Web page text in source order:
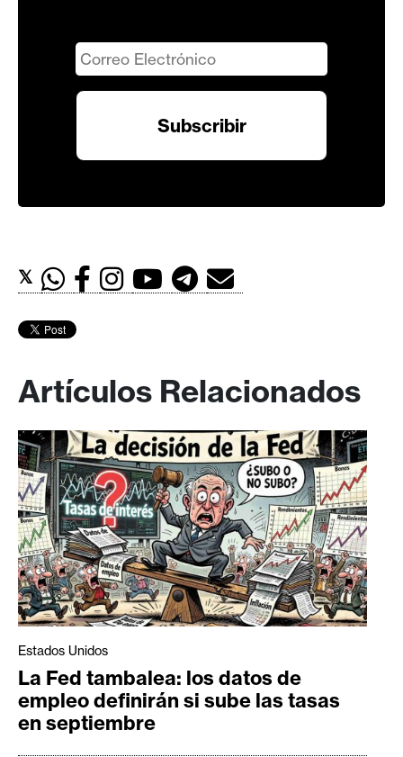
𝕏
Artículos Relacionados
Estados Unidos
La Fed tambalea: los datos de
empleo definirán si sube las tasas
en septiembre